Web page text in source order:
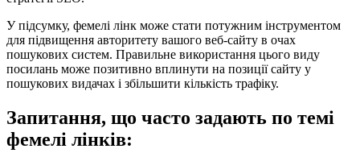
У підсумку, фемелі лінк може стати потужним інструментом
для підвищення авторитету вашого веб-сайту в очах
пошукових систем. Правильне використання цього виду
посилань може позитивно вплинути на позиції сайту у
пошукових видачах і збільшити кількість трафіку.
Запитання, що часто задають по темі
фемелі лінків: